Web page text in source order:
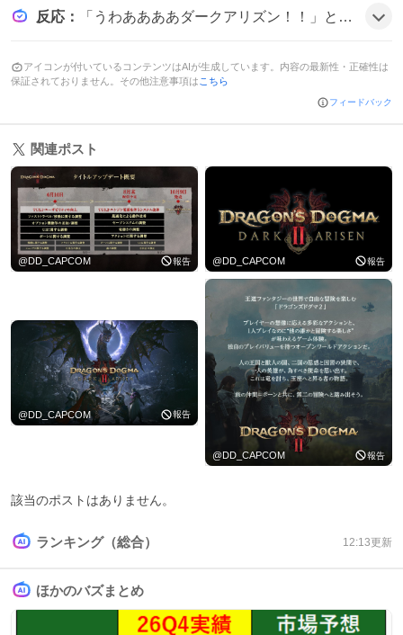
反応 ： 「うわああああダークアリズン！！」と歓喜する声や「ありがとうカプコン…」と感謝を述べる投稿が目立ち、「ドグマ2ダークアリズンきたああああ」と興奮を表すツイートが多数見られ、全体的にテンションが上がっている様子だ。
アイコンが付いているコンテンツはAIが生成しています。内容の最新性・正確性は
保証されておりません。その他注意事項はこちら
フィードバック
関連ポスト
@DD_CAPCOM 報告 @DD_CAPCOM 報告
@DD_CAPCOM 報告
@DD_CAPCOM 報告
該当のポストはありません。
ランキング（総合） 12:13更新
ほかのバズまとめ